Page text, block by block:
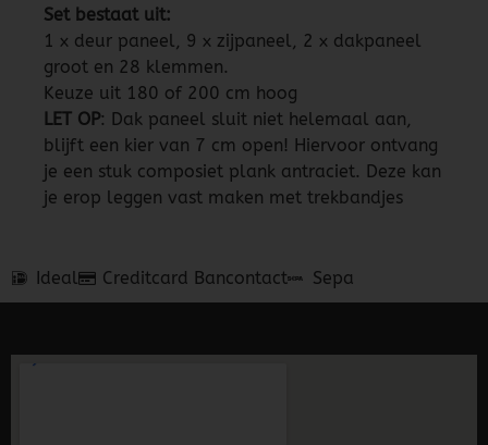
Set bestaat uit:
1 x deur paneel, 9 x zijpaneel, 2 x dakpaneel
groot en 28 klemmen.
Keuze uit 180 of 200 cm hoog
LET OP: Dak paneel sluit niet helemaal aan,
blijft een kier van 7 cm open! Hiervoor ontvang
je een stuk composiet plank antraciet. Deze kan
je erop leggen vast maken met trekbandjes
Ideal Creditcard Bancontact Sepa